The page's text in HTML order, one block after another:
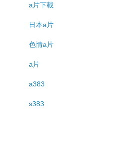
a片下載
日本a片
色情a片
a片
a383
s383